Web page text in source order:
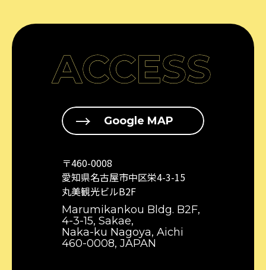
ACCESS
Google MAP
〒460-0008
愛知県名古屋市中区栄4-3-15
丸美観光ビルB2F
Marumikankou Bldg. B2F,
4-3-15, Sakae,
Naka-ku Nagoya, Aichi
460-0008, JAPAN